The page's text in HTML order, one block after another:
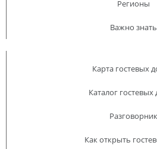
Регионы
Важно знать
Карта гостевых
Каталог
Разговорник
Как открыть